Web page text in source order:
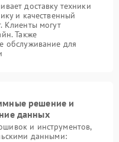
доставку техники
и качественный
Клиенты могут
Также
обслуживание для
решение и
данных
и инструментов,
данными: